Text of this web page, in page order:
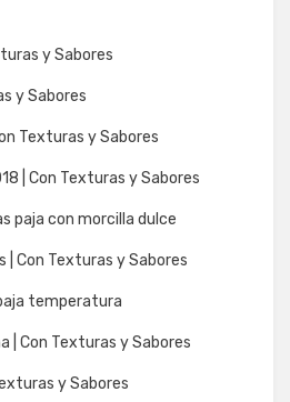
y Sabores
y Sabores
Texturas y Sabores
| Con Texturas y Sabores
paja con morcilla dulce
| Con Texturas y Sabores
temperatura
| Con Texturas y Sabores
y Sabores